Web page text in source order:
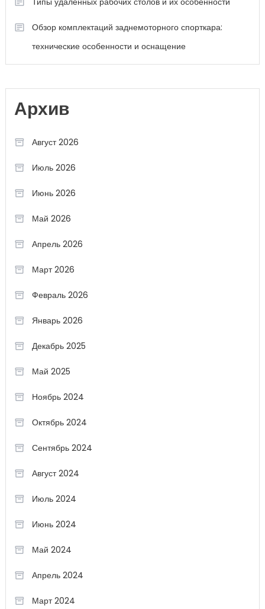
Обзор комплектаций заднемоторного спорткара:
технические особенности и оснащение
Архив
Август 2026
Июль 2026
Июнь 2026
Май 2026
Апрель 2026
Март 2026
Февраль 2026
Январь 2026
Декабрь 2025
Май 2025
Ноябрь 2024
Октябрь 2024
Сентябрь 2024
Август 2024
Июль 2024
Июнь 2024
Май 2024
Апрель 2024
Март 2024